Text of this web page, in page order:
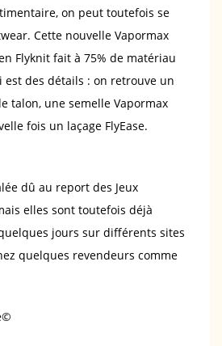
on peut toutefois se
Cette nouvelle Vapormax
Flyknit fait à 75% de matériau
est des détails : on retrouve un
talon, une semelle Vapormax
fois un laçage FlyEase.
dû au report des Jeux
elles sont toutefois déjà
jours sur différents sites
quelques revendeurs comme